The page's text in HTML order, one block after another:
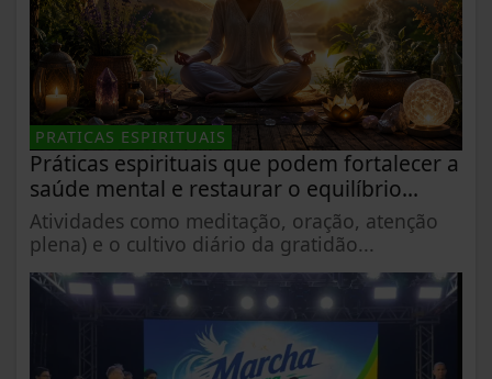
PRATICAS ESPIRITUAIS
Práticas espirituais que podem fortalecer a
saúde mental e restaurar o equilíbrio...
Atividades como meditação, oração, atenção
plena) e o cultivo diário da gratidão...